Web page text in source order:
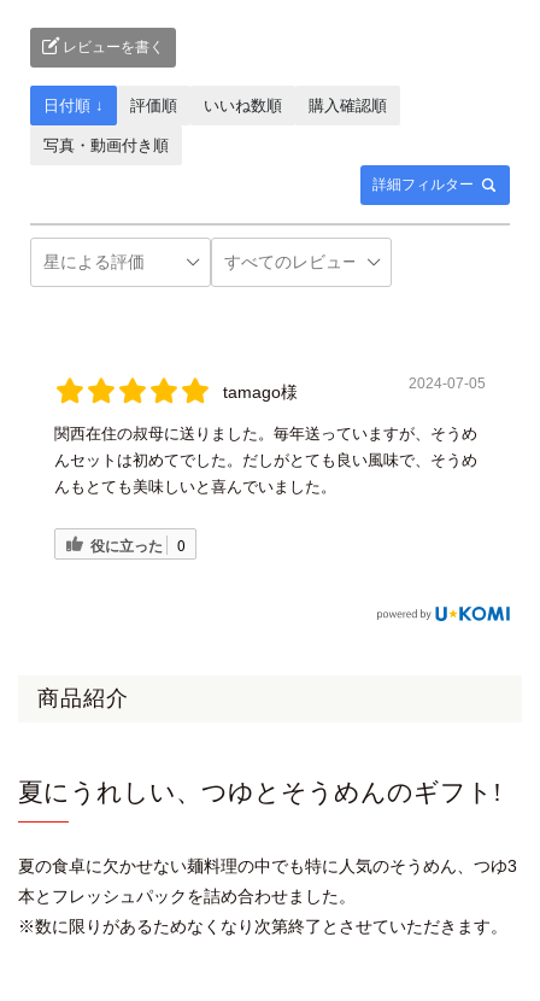
レビューを書く
詳細フィルター
日付順 ↓ 評価順 いいね数順 購入確認順
写真・動画付き順
tamago様 2024-07-05
関西在住の叔母に送りました。毎年送っていますが、そうめ
んセットは初めてでした。だしがとても良い風味で、そうめ
んもとても美味しいと喜んでいました。
役に立った 0
商品紹介
夏にうれしい、つゆとそうめんのギフト!
夏の食卓に欠かせない麺料理の中でも特に人気のそうめん、つゆ3
本とフレッシュパックを詰め合わせました。
※数に限りがあるためなくなり次第終了とさせていただきます。